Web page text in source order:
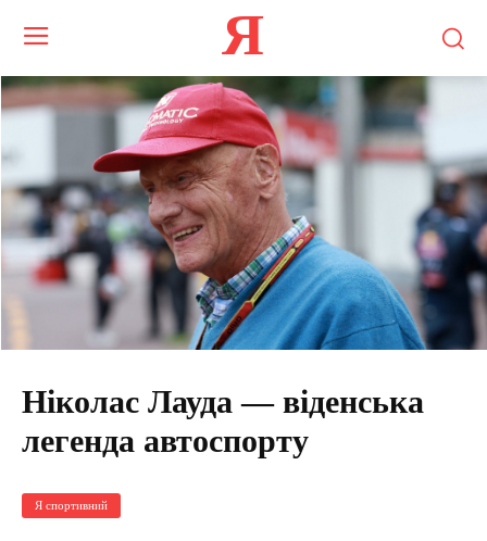
Я
Ніколас Лауда — віденська
легенда автоспорту
Я спортивний